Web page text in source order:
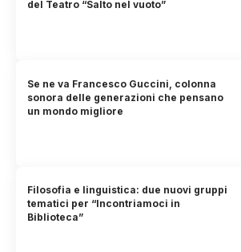
del Teatro “Salto nel vuoto”
Se ne va Francesco Guccini, colonna
sonora delle generazioni che pensano
un mondo migliore
Filosofia e linguistica: due nuovi gruppi
tematici per “Incontriamoci in
Biblioteca”